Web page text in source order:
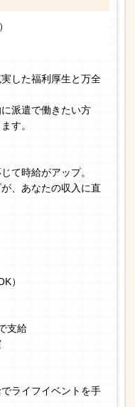
した福利厚生と万全
派遣で働きたい方
す。
て時給がアップ。
、あなたの収入に直
）
支給
ライフイベントを手